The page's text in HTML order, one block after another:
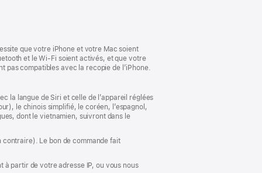
que votre iPhone et votre Mac soient
et le Wi-Fi soient activés, et que votre
pas compatibles avec la recopie de l’iPhone.
la langue de Siri et celle de l’appareil réglées
le chinois simplifié, le coréen, l’espagnol,
dont le vietnamien, suivront dans le
contraire). Le bon de commande fait
partir de votre adresse IP, ou vous nous